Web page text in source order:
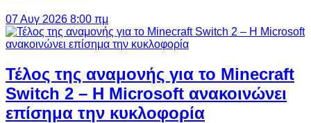
07 Αυγ 2026 8:00 πμ
Τέλος της αναμονής για το Minecraft
Switch 2 – Η Microsoft ανακοινώνει
επίσημα την κυκλοφορία